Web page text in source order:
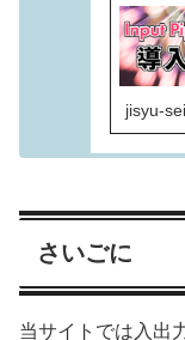
jisyu-
さいごに
当サイトでは入出